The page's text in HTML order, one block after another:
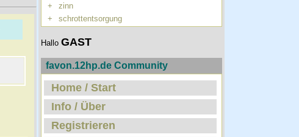
+
zinn
+
schrottentsorgung
Hallo GAST
favon.12hp.de Community
Home / Start
Info / Über
Registrieren